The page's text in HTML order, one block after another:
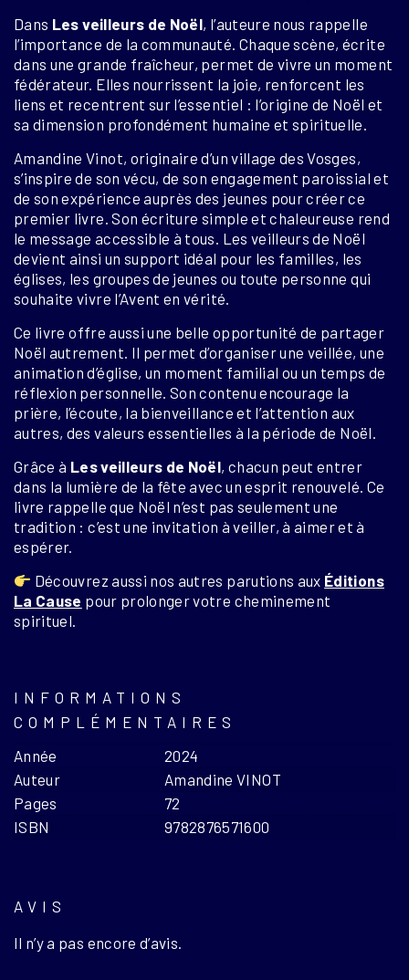
Dans Les veilleurs de Noël, l’auteure nous rappelle
l’importance de la communauté. Chaque scène, écrite
dans une grande fraîcheur, permet de vivre un moment
fédérateur. Elles nourrissent la joie, renforcent les
liens et recentrent sur l’essentiel : l’origine de Noël et
sa dimension profondément humaine et spirituelle.
Amandine Vinot, originaire d’un village des Vosges,
s’inspire de son vécu, de son engagement paroissial et
de son expérience auprès des jeunes pour créer ce
premier livre. Son écriture simple et chaleureuse rend
le message accessible à tous. Les veilleurs de Noël
devient ainsi un support idéal pour les familles, les
églises, les groupes de jeunes ou toute personne qui
souhaite vivre l’Avent en vérité.
Ce livre offre aussi une belle opportunité de partager
Noël autrement. Il permet d’organiser une veillée, une
animation d’église, un moment familial ou un temps de
réflexion personnelle. Son contenu encourage la
prière, l’écoute, la bienveillance et l’attention aux
autres, des valeurs essentielles à la période de Noël.
Grâce à Les veilleurs de Noël, chacun peut entrer
dans la lumière de la fête avec un esprit renouvelé. Ce
livre rappelle que Noël n’est pas seulement une
tradition : c’est une invitation à veiller, à aimer et à
espérer.
Découvrez aussi nos autres parutions aux Éditions
La Cause pour prolonger votre cheminement
spirituel.
INFORMATIONS
COMPLÉMENTAIRES
Année
2024
Auteur
Amandine VINOT
Pages
72
ISBN
9782876571600
AVIS
Il n’y a pas encore d’avis.